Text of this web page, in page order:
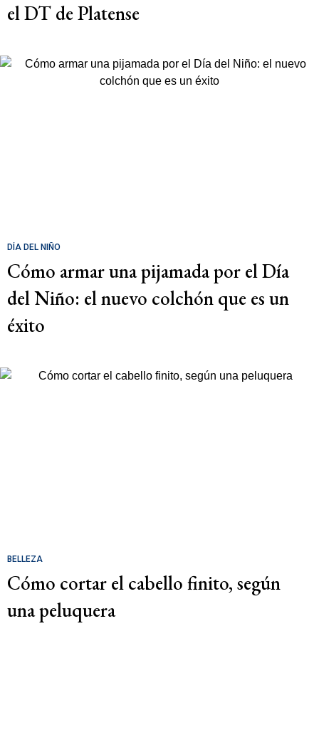
el DT de Platense
DÍA DEL NIÑO
Cómo armar una pijamada por el Día
del Niño: el nuevo colchón que es un
éxito
BELLEZA
Cómo cortar el cabello finito, según
una peluquera